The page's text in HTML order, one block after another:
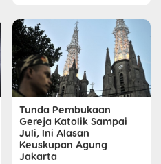
Tunda Pembukaan
Gereja Katolik Sampai
Juli, Ini Alasan
Keuskupan Agung
Jakarta